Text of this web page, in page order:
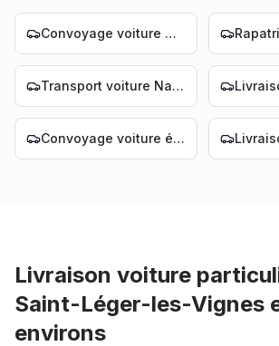
Convoyage voiture Nantes
Transport voiture Nantes
Convoyage voiture électrique Nantes
Livraison voiture
Saint-Léger-les-Vignes
environs